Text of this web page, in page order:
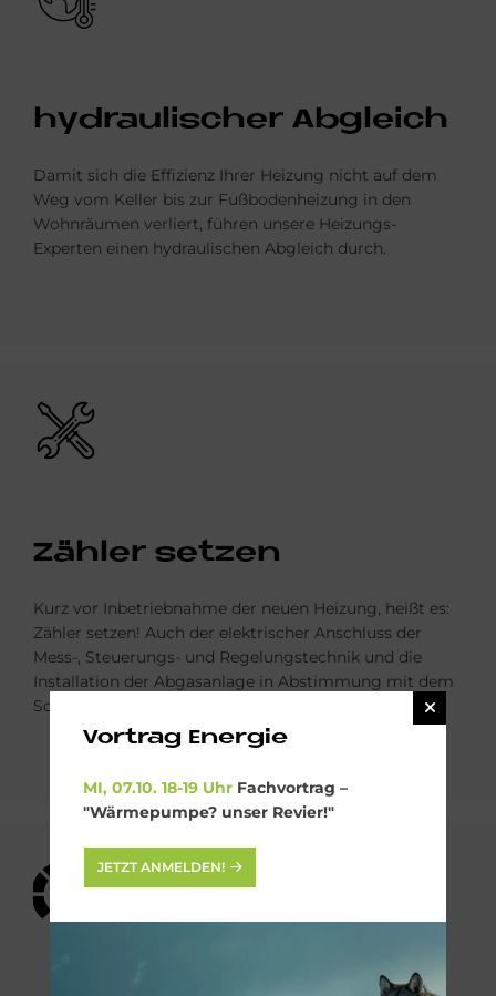
hy­drau­li­scher Ab­gleich
Damit sich die Effizienz Ihrer Heizung nicht auf dem
Weg vom Keller bis zur Fußbodenheizung in den
Wohnräumen verliert, führen unsere Heizungs-
Experten einen hydraulischen Abgleich durch.
Bild
Zäh­ler set­zen
Kurz vor Inbetrieb­nahme der neuen Heizung, heißt es:
Zähler setzen! Auch der elektrischer Anschluss der
Mess-, Steuerungs- und Regelungs­technik und die
Installation der Abgasanlage in Abstimmung mit dem
Schornsteinfeger gehören hier dazu.
Bild
Vortrag Energie
MI, 07.10. 18-19 Uhr Fachvortrag –
"Wärmepumpe? unser Revier!"
JETZT ANMELDEN!